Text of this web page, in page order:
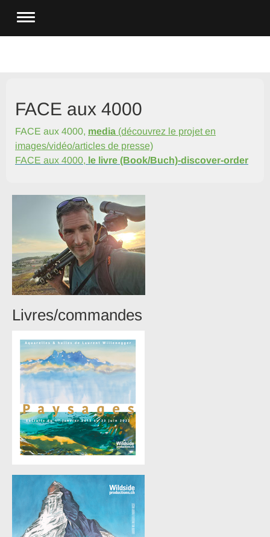
FACE aux 4000
FACE aux 4000, media (découvrez le projet en
images/vidéo/articles de presse)
FACE aux 4000, le livre (Book/Buch)-discover-order
Livres/commandes